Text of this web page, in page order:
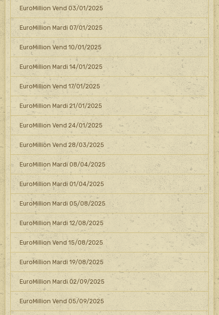
EuroMillion Vend 03/01/2025
EuroMillion Mardi 07/01/2025
EuroMillion Vend 10/01/2025
EuroMillion Mardi 14/01/2025
EuroMillion Vend 17/01/2025
EuroMillion Mardi 21/01/2025
EuroMillion Vend 24/01/2025
EuroMillion Vend 28/03/2025
EuroMillion Mardi 08/04/2025
EuroMillion Mardi 01/04/2025
EuroMillion Mardi 05/08/2025
EuroMillion Mardi 12/08/2025
EuroMillion Vend 15/08/2025
EuroMillion Mardi 19/08/2025
EuroMillion Mardi 02/09/2025
EuroMillion Vend 05/09/2025